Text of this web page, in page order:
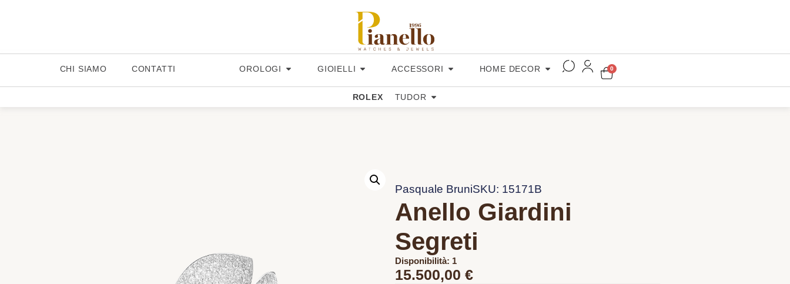
CHI SIAMO CONTATTI OROLOGI GIOIELLI ACCESSORI HOME DECOR 0
ROLEX TUDOR
Pasquale BruniSKU: 15171B
Anello Giardini
Segreti
Disponibilità: 1
15.500,00 €